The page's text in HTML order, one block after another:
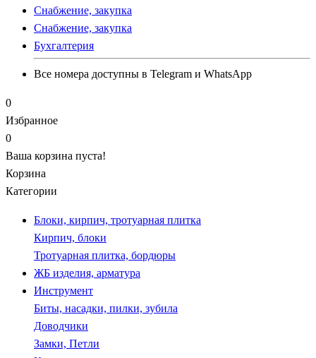
Cнабжение, закупка
Cнабжение, закупка
Бухгалтерия
Все номера доступны в Telegram и WhatsApp
0
Избранное
0
Ваша корзина пуста!
Корзина
Категории
Блоки, кирпич, тротуарная плитка
Кирпич, блоки
Тротуарная плитка, бордюры
ЖБ изделия, арматура
Инструмент
Биты, насадки, пилки, зубила
Доводчики
Замки, Петли